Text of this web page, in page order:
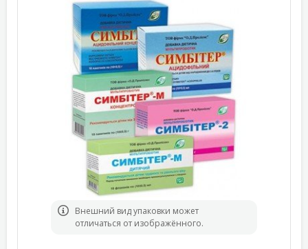
Bнешний вид упаковки может
отличаться от изображённого.